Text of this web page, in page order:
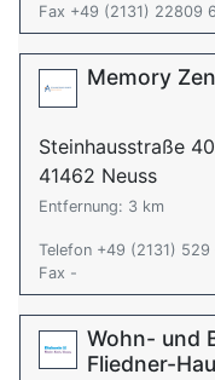
Fax +49 (2131) 22809
Memory
Steinhausstraße 40
41462 Neuss
Entfernung: 3 km
Telefon +49 (2131)
Fax -
Wohn- und
Fliedner-